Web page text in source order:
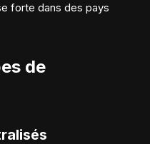
forte dans des pays
de